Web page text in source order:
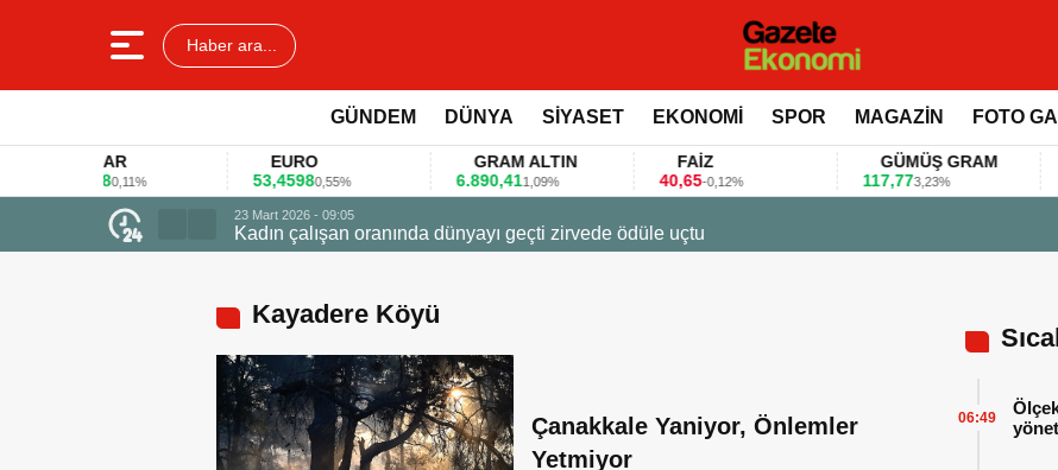
Haber ara...
GÜNDEM DÜNYA SİYASET EKONOMİ SPOR MAGAZİN FOTO
0,11%
EURO
53,45980,55%
GRAM ALTIN
6.890,411,09%
40,65-0,12%
GÜMÜŞ GRAM
117,773,23%
Firmalar gıda fuarlarını bu anket ile değerlendirdi
Kayadere Köyü
Çanakkale Yaniyor, Önlemler
Yetmiyor
06:49